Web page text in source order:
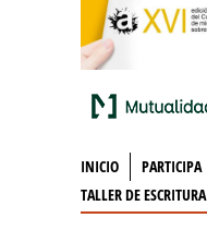
INICIO PARTICIPA
TALLER DE ESCRITURA